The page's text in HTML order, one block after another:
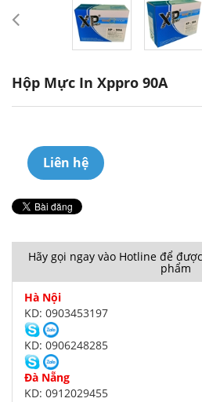
Hộp Mực In Xppro 90A
Liên hệ
Hãy gọi ngay vào Hotline để
phẩm
Hà Nội
KD: 0903453197
KD: 0906248285
Đà Nẵng
KD: 0912029455